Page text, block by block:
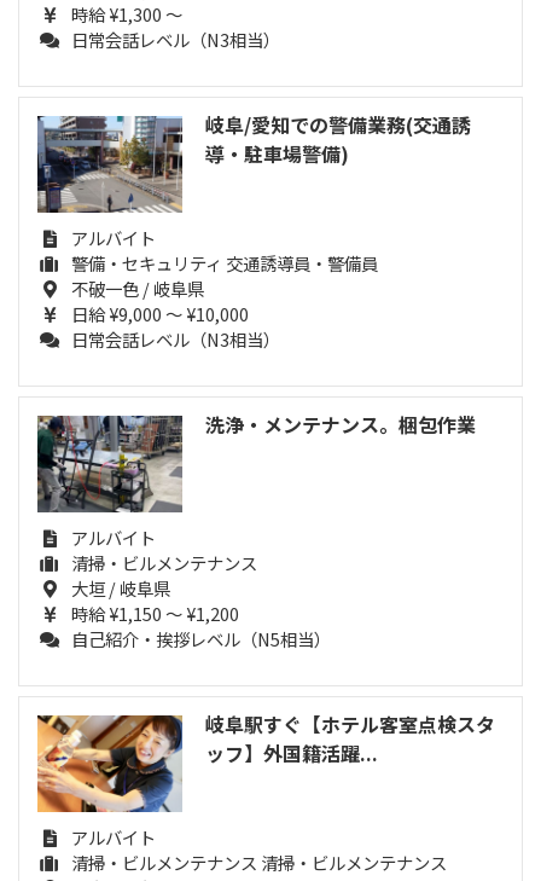
時給 ¥1,300 ～
日常会話レベル（N3相当）
岐阜/愛知での警備業務(交通誘
導・駐車場警備)
アルバイト
警備・セキュリティ 交通誘導員・警備員
不破一色 / 岐阜県
日給 ¥9,000 ～ ¥10,000
日常会話レベル（N3相当）
洗浄・メンテナンス。梱包作業
アルバイト
清掃・ビルメンテナンス
大垣 / 岐阜県
時給 ¥1,150 ～ ¥1,200
自己紹介・挨拶レベル（N5相当）
岐阜駅すぐ【ホテル客室点検スタ
ッフ】外国籍活躍...
アルバイト
清掃・ビルメンテナンス 清掃・ビルメンテナンス